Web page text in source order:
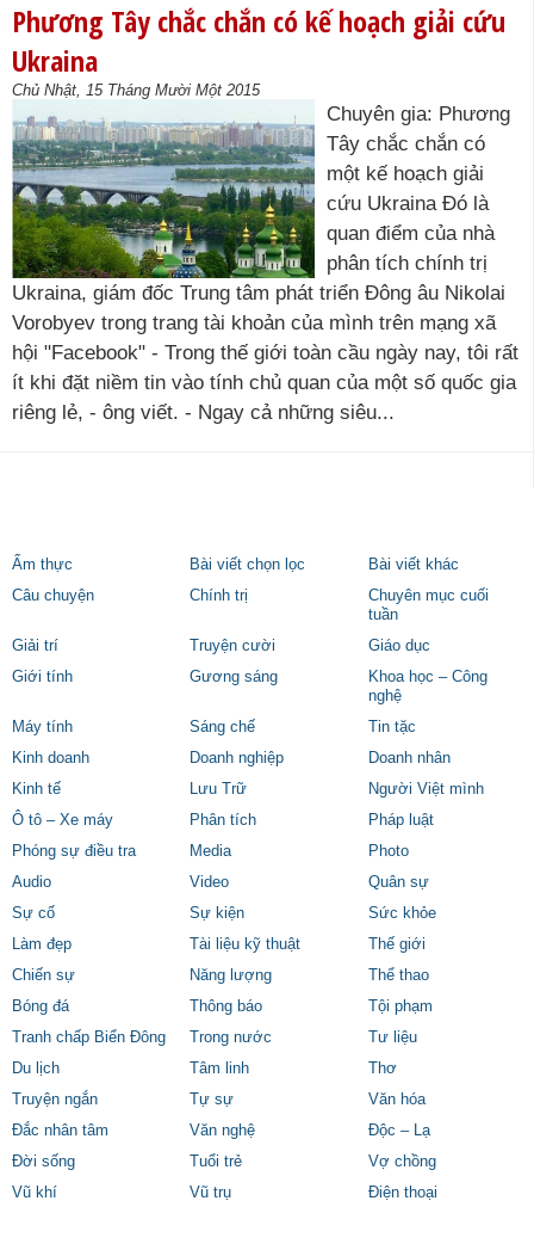
Phương Tây chắc chắn có kế hoạch giải cứu
Ukraina
Chủ Nhật, 15 Tháng Mười Một 2015
Chuyên gia: Phương
Tây chắc chắn có
một kế hoạch giải
cứu Ukraina Đó là
quan điểm của nhà
phân tích chính trị
Ukraina, giám đốc Trung tâm phát triển Đông âu Nikolai
Vorobyev trong trang tài khoản của mình trên mạng xã
hội "Facebook" - Trong thế giới toàn cầu ngày nay, tôi rất
ít khi đặt niềm tin vào tính chủ quan của một số quốc gia
riêng lẻ, - ông viết. - Ngay cả những siêu...
Ẩm thực Bài viết chọn lọc
Bài viết khác
Câu chuyện
Chính trị
Chuyên mục cuối
tuần
Giải trí
Truyện cười
Giáo dục
Giới tính
Gương sáng
Khoa học – Công
nghệ
Máy tính
Sáng chế
Tin tặc
Kinh doanh
Doanh nghiệp
Doanh nhân
Kinh tế
Lưu Trữ
Người Việt mình
Ô tô – Xe máy
Phân tích
Pháp luật
Phóng sự điều tra
Media
Photo
Audio
Video
Quân sự
Sự cố
Sự kiện
Sức khỏe
Làm đẹp
Tài liệu kỹ thuật
Thế giới
Chiến sự
Năng lượng
Thể thao
Bóng đá
Thông báo
Tội phạm
Tranh chấp Biển Đông
Trong nước
Tư liệu
Du lịch
Tâm linh
Thơ
Truyện ngắn
Tự sự
Văn hóa
Đắc nhân tâm
Văn nghệ
Độc – Lạ
Đời sống
Tuổi trẻ
Vợ chồng
Vũ khí
Vũ trụ Điện thoại